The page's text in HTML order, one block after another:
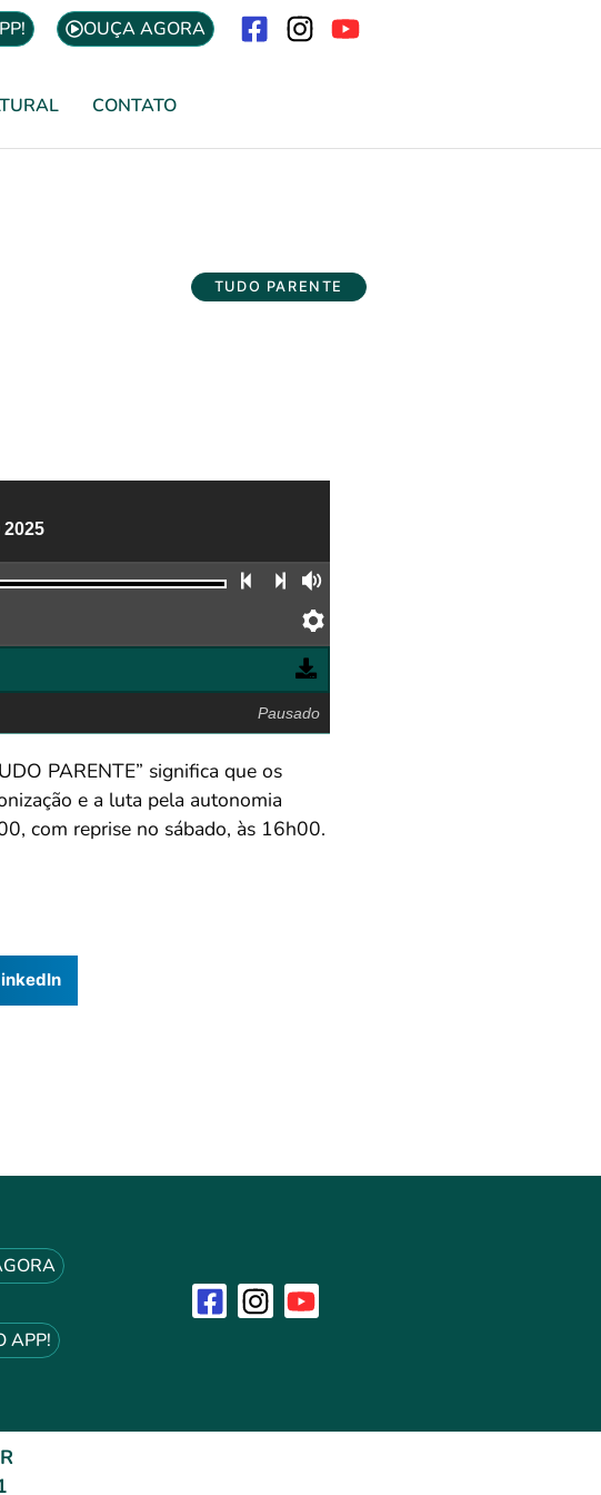
OUÇA AGORA
CONTATO
TUDO PARENTE
2025
Faixa anterior
Próxima faixa
Preferências
Pausado
PARENTE” significa que os
e a luta pela autonomia
com reprise no sábado, às 16h00.
APP!